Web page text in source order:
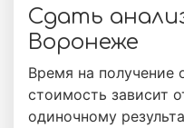
Сдать
Воронеже
Время на получение
стоимость зависит
одиночному